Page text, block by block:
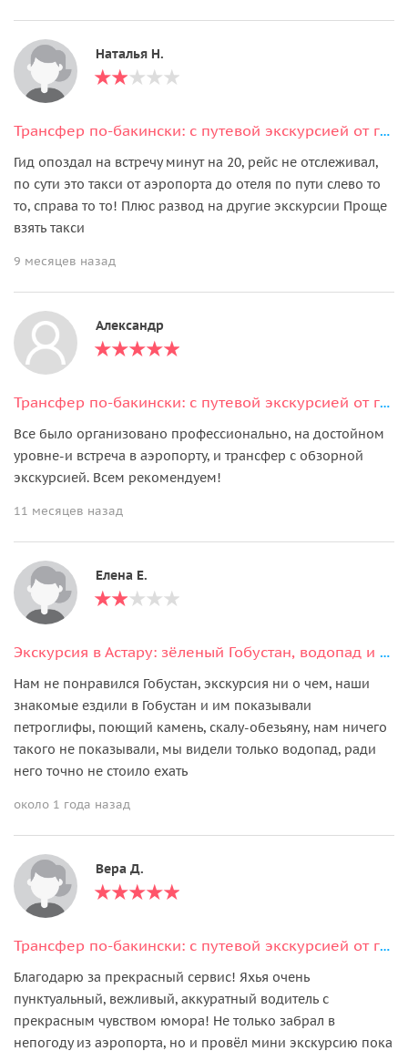
Наталья Н.
Трансфер по-бакински: с путевой экскурсией от гида-водителя (из/в аэропорт)
Гид опоздал на встречу минут на 20, рейс не отслеживал,
по сути это такси от аэропорта до отеля по пути слево то
то, справа то то! Плюс развод на другие экскурсии Проще
взять такси
9 месяцев назад
Александр
Трансфер по-бакински: с путевой экскурсией от гида-водителя (из/в аэропорт)
Все было организовано профессионально, на достойном
уровне-и встреча в аэропорту, и трансфер с обзорной
экскурсией. Всем рекомендуем!
11 месяцев назад
Елена Е.
Экскурсия в Астару: зёленый Гобустан, водопад и горящая холодная вода
Нам не понравился Гобустан, экскурсия ни о чем, наши
знакомые ездили в Гобустан и им показывали
петроглифы, поющий камень, скалу-обезьяну, нам ничего
такого не показывали, мы видели только водопад, ради
него точно не стоило ехать
около 1 года назад
Вера Д.
Трансфер по-бакински: с путевой экскурсией от гида-водителя (из/в аэропорт)
Благодарю за прекрасный сервис! Яхья очень
пунктуальный, вежливый, аккуратный водитель с
прекрасным чувством юмора! Не только забрал в
непогоду из аэропорта, но и провёл мини экскурсию пока